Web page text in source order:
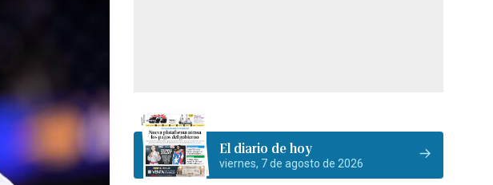
El diario de hoy
viernes, 7 de agosto de 2026